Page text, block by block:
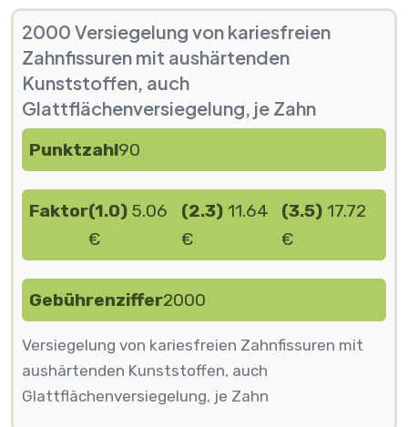
2000 Versiegelung von kariesfreien
Zahnfissuren mit aushärtenden
Kunststoffen, auch
Glattflächenversiegelung, je Zahn
Punktzahl90
Faktor(1.0) 5.06
€
(2.3)11.64
€
(3.5)17.72
€
Gebührenziffer2000
Versiegelung von kariesfreien Zahnfissuren mit
aushärtenden Kunststoffen, auch
Glattflächenversiegelung, je Zahn